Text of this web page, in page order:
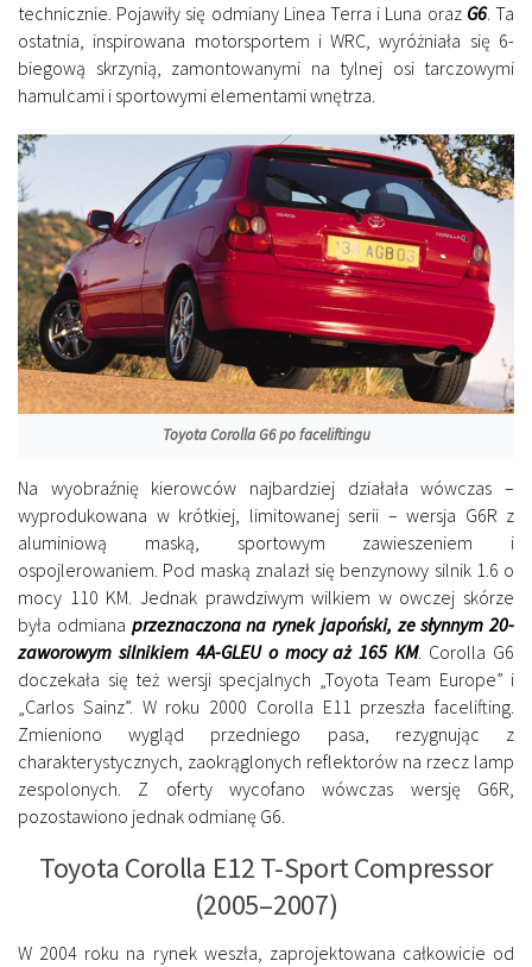
technicznie. Pojawiły się odmiany Linea Terra i Luna oraz G6. Ta
ostatnia, inspirowana motorsportem i WRC, wyróżniała się 6-
biegową skrzynią, zamontowanymi na tylnej osi tarczowymi
hamulcami i sportowymi elementami wnętrza.
Toyota Corolla G6 po faceliftingu
Na wyobraźnię kierowców najbardziej działała wówczas –
wyprodukowana w krótkiej, limitowanej serii – wersja G6R z
aluminiową maską, sportowym zawieszeniem i
ospojlerowaniem. Pod maską znalazł się benzynowy silnik 1.6 o
mocy 110 KM. Jednak prawdziwym wilkiem w owczej skórze
była odmiana przeznaczona na rynek japoński, ze słynnym 20-
zaworowym silnikiem 4A-GLEU o mocy aż 165 KM. Corolla G6
doczekała się też wersji specjalnych „Toyota Team Europe” i
„Carlos Sainz”. W roku 2000 Corolla E11 przeszła facelifting.
Zmieniono wygląd przedniego pasa, rezygnując z
charakterystycznych, zaokrąglonych reflektorów na rzecz lamp
zespolonych. Z oferty wycofano wówczas wersję G6R,
pozostawiono jednak odmianę G6.
Toyota Corolla E12 T-Sport Compressor
(2005–2007)
W 2004 roku na rynek weszła, zaprojektowana całkowicie od